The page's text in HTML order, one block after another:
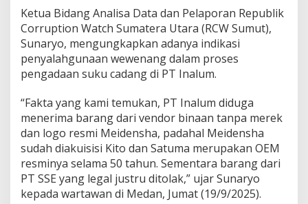
Ketua Bidang Analisa Data dan Pelaporan Republik
Corruption Watch Sumatera Utara (RCW Sumut),
Sunaryo, mengungkapkan adanya indikasi
penyalahgunaan wewenang dalam proses
pengadaan suku cadang di PT Inalum.
“Fakta yang kami temukan, PT Inalum diduga
menerima barang dari vendor binaan tanpa merek
dan logo resmi Meidensha, padahal Meidensha
sudah diakuisisi Kito dan Satuma merupakan OEM
resminya selama 50 tahun. Sementara barang dari
PT SSE yang legal justru ditolak,” ujar Sunaryo
kepada wartawan di Medan, Jumat (19/9/2025).